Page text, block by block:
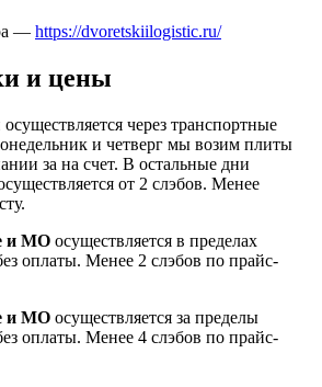
— https://dvoretskiilogistic.ru/
и цены
осуществляется через транспортные
и четверг мы возим плиты
за на счет. В остальные дни
от 2 слэбов. Менее
и МО осуществляется в пределах
оплаты. Менее 2 слэбов по прайс-
и МО осуществляется за пределы
оплаты. Менее 4 слэбов по прайс-